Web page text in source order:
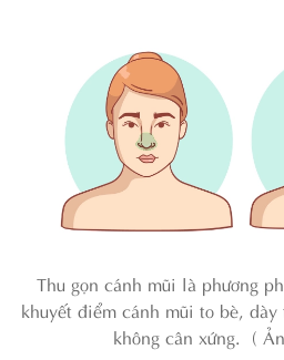
Thu gọn cánh mũi là phương
khuyết điểm cánh mũi to bè,
không cân xứng. (